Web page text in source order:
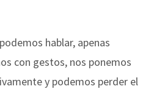
hablar, apenas
con gestos, nos ponemos
y podemos perder el